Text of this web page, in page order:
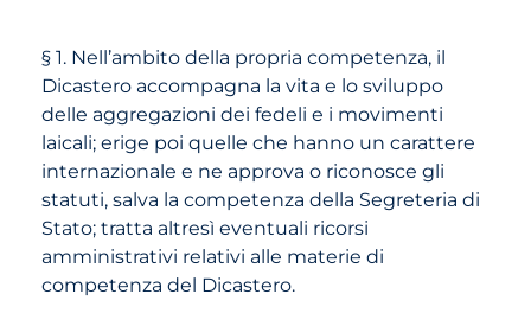
§ 1. Nell’ambito della propria competenza, il
Dicastero accompagna la vita e lo sviluppo
delle aggregazioni dei fedeli e i movimenti
laicali; erige poi quelle che hanno un carattere
internazionale e ne approva o riconosce gli
statuti, salva la competenza della Segreteria di
Stato; tratta altresì eventuali ricorsi
amministrativi relativi alle materie di
competenza del Dicastero.